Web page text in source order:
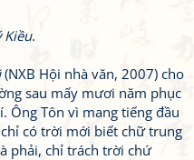
Kiều.
(NXB Hội nhà văn, 2007) cho
sau mấy mươi năm phục
Ông Tôn vì mang tiếng đầu
có trời mới biết chữ trung
phải, chỉ trách trời chứ